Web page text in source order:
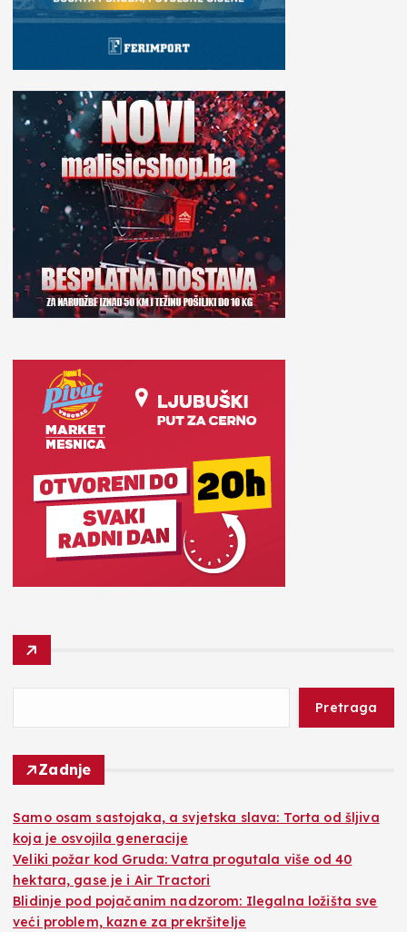
Pretraga
Zadnje
Samo osam sastojaka, a svjetska slava: Torta od šljiva
koja je osvojila generacije
Veliki požar kod Gruda: Vatra progutala više od 40
hektara, gase je i Air Tractori
Blidinje pod pojačanim nadzorom: Ilegalna ložišta sve
veći problem, kazne za prekršitelje